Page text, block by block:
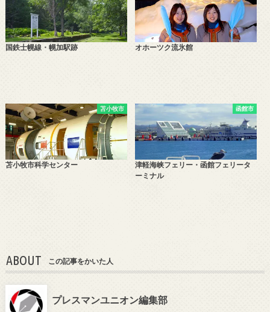
国鉄士幌線・幌加駅跡 オホーツク流氷館
苫小牧市
苫小牧市科学センター
函館市
津軽海峡フェリー・函館フェリータ
ーミナル
ABOUT この記事をかいた人
プレスマンユニオン編集部